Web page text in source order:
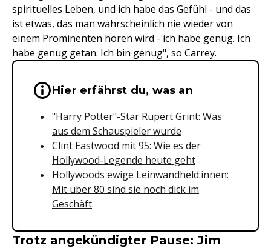
spirituelles Leben, und ich habe das Gefühl - und das
ist etwas, das man wahrscheinlich nie wieder von
einem Prominenten hören wird - ich habe genug. Ich
habe genug getan. Ich bin genug", so Carrey.
Wichtige Hinweise &
Hier erfährst du, was an
"Harry Potter"-Star Rupert Grint: Was
aus dem Schauspieler wurde
Clint Eastwood mit 95: Wie es der
Hollywood-Legende heute geht
Hollywoods ewige Leinwandheld:innen:
Mit über 80 sind sie noch dick im
Geschäft
Trotz angekündigter Pause: Jim